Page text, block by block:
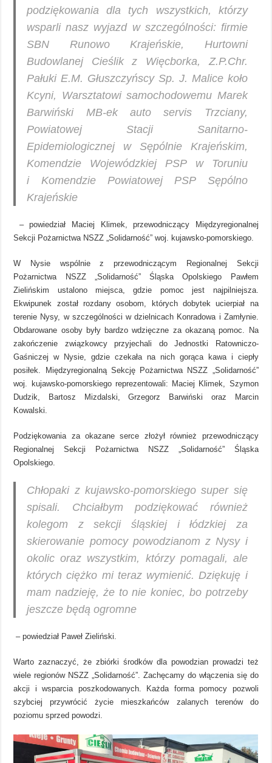
podziękowania dla tych wszystkich, którzy
wsparli nasz wyjazd w szczególności: firmie
SBN Runowo Krajeńskie, Hurtowni
Budowlanej Cieślik z Więcborka, Z.P.Chr.
Pałuki E.M. Głuszczyńscy Sp. J. Malice koło
Kcyni, Warsztatowi samochodowemu Marek
Barwiński MB-ek auto servis Trzciany,
Powiatowej Stacji Sanitarno-
Epidemiologicznej w Sępólnie Krajeńskim,
Komendzie Wojewódzkiej PSP w Toruniu
i Komendzie Powiatowej PSP Sępólno
Krajeńskie
–powiedział Maciej Klimek, przewodniczący Międzyregionalnej
Sekcji Pożarnictwa NSZZ „Solidarność” woj. kujawsko-pomorskiego.
W Nysie wspólnie z przewodniczącym Regionalnej Sekcji
Pożarnictwa NSZZ „Solidarność” Śląska Opolskiego Pawłem
Zielińskim ustalono miejsca, gdzie pomoc jest najpilniejsza.
Ekwipunek został rozdany osobom, których dobytek ucierpiał na
terenie Nysy, w szczególności w dzielnicach Konradowa i Zamłynie.
Obdarowane osoby były bardzo wdzięczne za okazaną pomoc. Na
zakończenie związkowcy przyjechali do Jednostki Ratowniczo-
Gaśniczej w Nysie, gdzie czekała na nich gorąca kawa i ciepły
posiłek. Międzyregionalną Sekcję Pożarnictwa NSZZ „Solidarność”
woj. kujawsko-pomorskiego reprezentowali: Maciej Klimek, Szymon
Dudzik, Bartosz Mizdalski, Grzegorz Barwiński oraz Marcin
Kowalski.
Podziękowania za okazane serce złożył również przewodniczący
Regionalnej Sekcji Pożarnictwa NSZZ „Solidarność” Śląska
Opolskiego.
Chłopaki z kujawsko-pomorskiego super się
spisali. Chciałbym podziękować również
kolegom z sekcji śląskiej i łódzkiej za
skierowanie pomocy powodzianom z Nysy i
okolic oraz wszystkim, którzy pomagali, ale
których ciężko mi teraz wymienić. Dziękuję i
mam nadzieję, że to nie koniec, bo potrzeby
jeszcze będą ogromne
–powiedział Paweł Zieliński.
Warto zaznaczyć, że zbiórki środków dla powodzian prowadzi też
wiele regionów NSZZ „Solidarność”. Zachęcamy do włączenia się do
akcji i wsparcia poszkodowanych. Każda forma pomocy pozwoli
szybciej przywrócić życie mieszkańców zalanych terenów do
poziomu sprzed powodzi.